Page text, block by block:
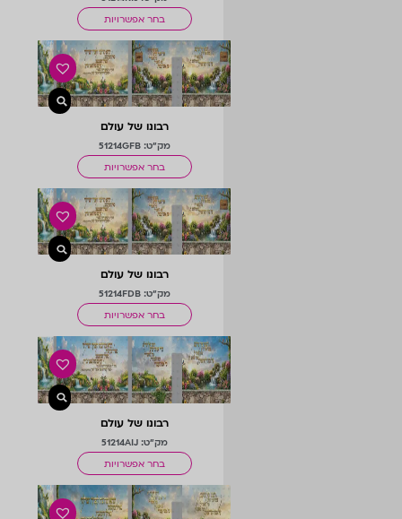
בחר אפשרויות
רבונו של עולם
מק"ט: 51214GFB
בחר אפשרויות
רבונו של עולם
מק"ט: 51214FDB
בחר אפשרויות
רבונו של עולם
מק"ט: 51214AIJ
בחר אפשרויות